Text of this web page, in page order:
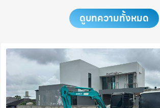
ดูบทความทั้งหมด